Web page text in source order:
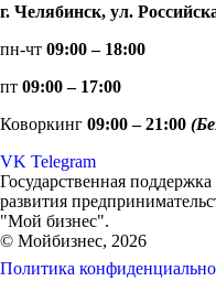
г. Челябинск, ул.
пн-чт 09:00 – 18:00
пт 09:00 – 17:00
Коворкинг 09:00 – 21:00
VK Telegram
Государственная
развития
"Мой бизнес".
© Мойбизнес, 2026
Политика